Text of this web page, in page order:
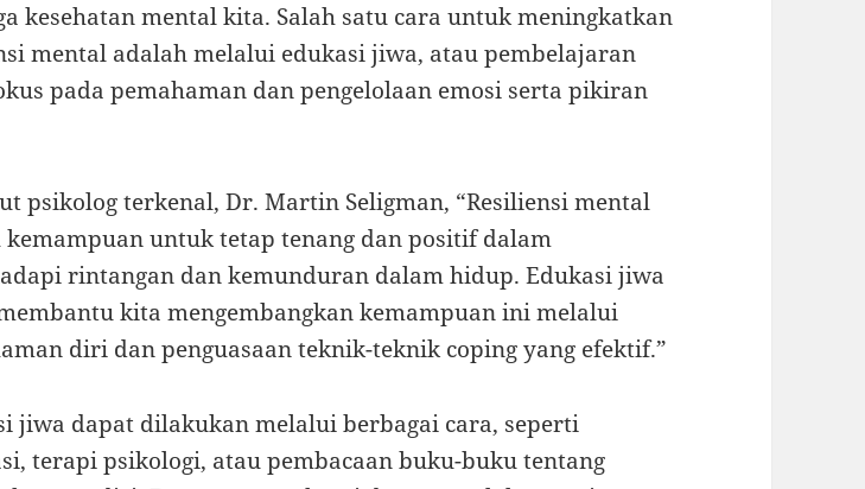
kesehatan mental kita. Salah satu cara untuk meningkatkan
mental adalah melalui edukasi jiwa, atau pembelajaran
pada pemahaman dan pengelolaan emosi serta pikiran
psikolog terkenal, Dr. Martin Seligman, “Resiliensi mental
kemampuan untuk tetap tenang dan positif dalam
rintangan dan kemunduran dalam hidup. Edukasi jiwa
kita mengembangkan kemampuan ini melalui
diri dan penguasaan teknik-teknik coping yang efektif.”
jiwa dapat dilakukan melalui berbagai cara, seperti
terapi psikologi, atau pembacaan buku-buku tentang